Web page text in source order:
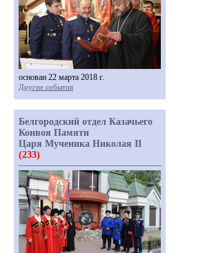
основан 22 марта 2018 г.
Другие события
Белгородский отдел Казачьего
Конвоя Памяти
Царя Мученика Николая II
(233)